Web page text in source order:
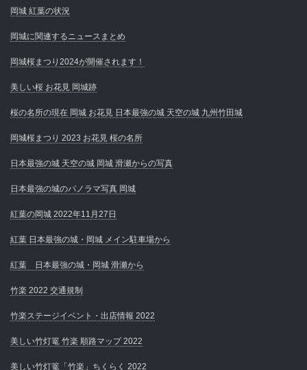
岡城 紅葉の状況
岡城に関連するニュースまとめ
岡城桜まつり2024が開催されます！
美しい桜 お花見 岡城跡
桜の名所の現在 岡城 お花見 日本最強の城 天空の城 九州竹田城
岡城桜まつり 2023 お花見 桜の名所
日本最強の城 天空の城 岡城 滑瀬からの写真
日本最強の城のパノラマ写真 岡城
紅葉の岡城 2022年11月27日
紅葉 日本最強の城・岡城 メイン駐車場から
紅葉 日本最強の城・岡城 滑瀬から
竹楽 2022 交通規制
竹楽ステージイベント・出店情報 2022
美しい竹灯篭 竹楽 順路マップ 2022
美しい竹灯篭「竹楽」ちくらく 2022